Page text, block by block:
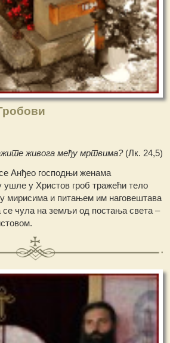
живога међу мртвима?(Лк. 24,5)
Анђео господњи женама
ушле у Христов гроб тражећи тело
мирисима и питањем им наговештава
се чула на земљи од постања света –